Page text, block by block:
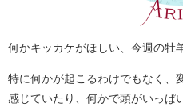
何かキッカケがほしい、今週の牡
特に何かが起こるわけでもなく、
感じていたり、何かで頭がいっぱ